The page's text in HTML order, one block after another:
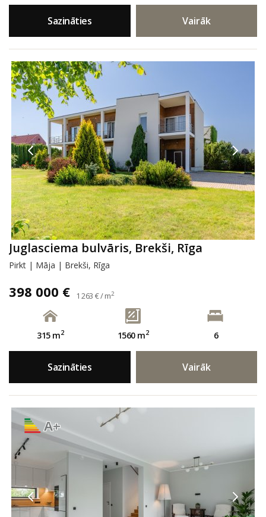
Sazināties Vairāk
Juglasciema bulvāris, Brekši, Rīga
Pirkt | Māja | Brekši, Rīga
398 000 € 1 263 € / m2
315 m2 1560 m2 6
Sazināties Vairāk
A+